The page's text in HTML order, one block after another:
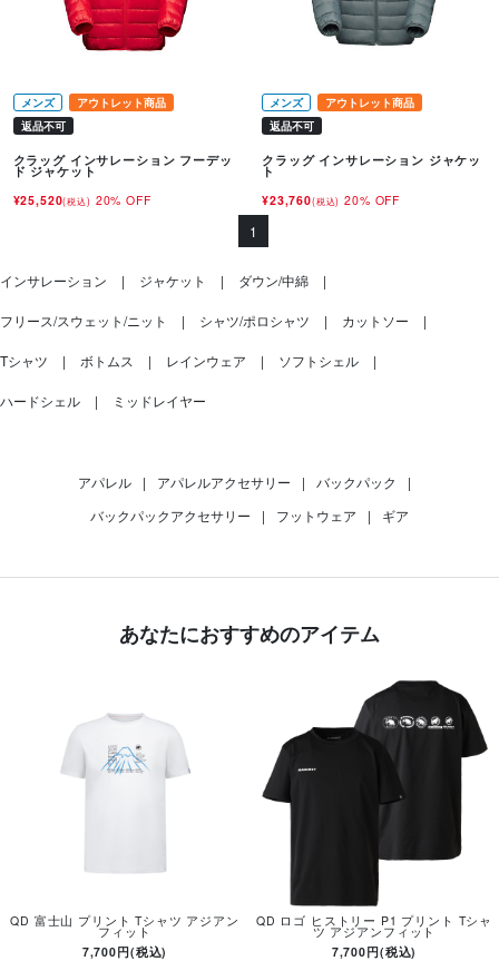
メンズ
アウトレット商品
返品不可
クラッグ インサレーション フーデッ
ド ジャケット
¥25,520(税込) 20% OFF
メンズ
アウトレット商品
返品不可
クラッグ インサレーション ジャケッ
ト
¥23,760(税込) 20% OFF
1
インサレーション ジャケット ダウン/中綿
フリース/スウェット/ニット シャツ/ポロシャツ カットソー
Tシャツ ボトムス レインウェア ソフトシェル
ハードシェル ミッドレイヤー
アパレル | アパレルアクセサリー | バックパック
|
バックパックアクセサリー
| フットウェア | ギア
あなたにおすすめのアイテム
QD 富士山 プリント Tシャツ アジアン
フィット
7,700円(税込)
QD ロゴ ヒストリー P1 プリント Tシャ
ツ アジアンフィット
7,700円(税込)